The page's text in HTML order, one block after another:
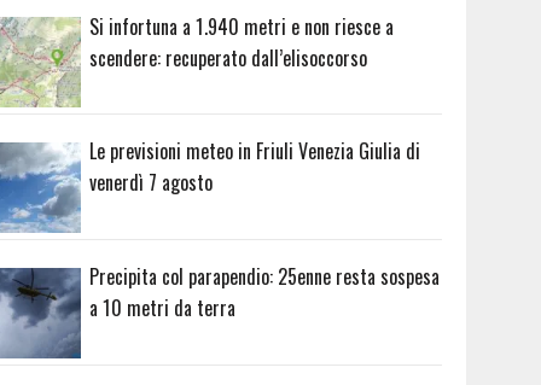
Si infortuna a 1.940 metri e non riesce a
scendere: recuperato dall’elisoccorso
Le previsioni meteo in Friuli Venezia Giulia di
venerdì 7 agosto
Precipita col parapendio: 25enne resta sospesa
a 10 metri da terra